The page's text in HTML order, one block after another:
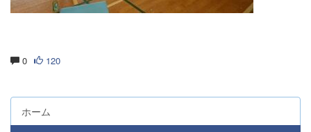
0 120
ホーム